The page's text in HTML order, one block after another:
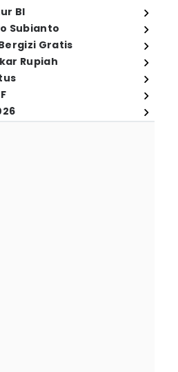
BI
Subianto
Gratis
Rupiah